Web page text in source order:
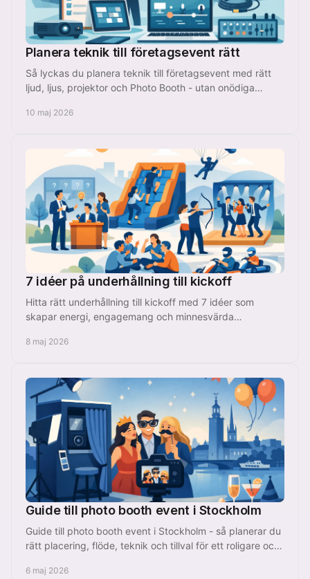
Planera teknik till företagsevent rätt
Så lyckas du planera teknik till företagsevent med rätt
ljud, ljus, projektor och Photo Booth - utan onödiga
10 maj 2026
7 idéer på underhållning till kickoff
Hitta rätt underhållning till kickoff med 7 idéer som
skapar energi, engagemang och minnesvärda
8 maj 2026
Guide till photo booth event i Stockholm
Guide till photo booth event i Stockholm - så planerar du
rätt placering, flöde, teknik och tillval för ett roligare och
6 maj 2026